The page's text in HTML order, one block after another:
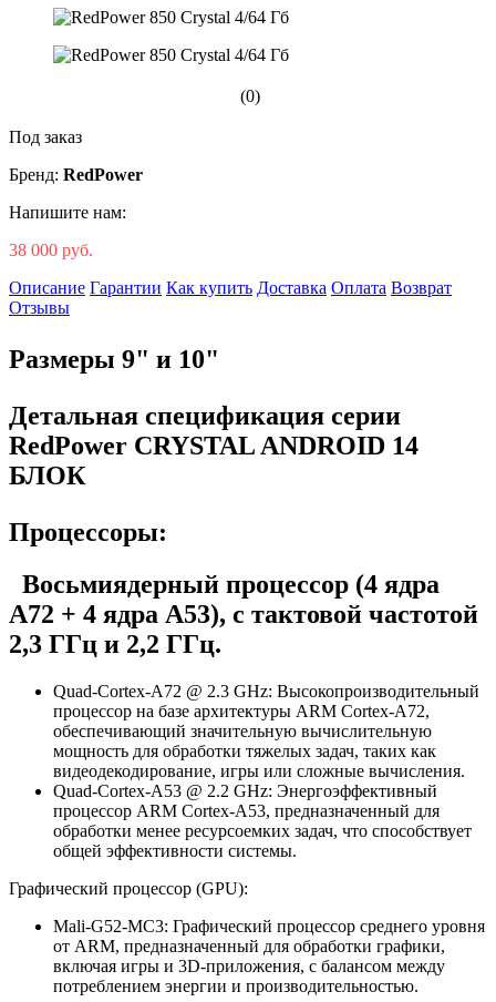
(0)
Под заказ
Бренд: RedPower
Напишите нам:
38 000 руб.
Описание Гарантии Как купить Доставка Оплата Возврат
Отзывы
Размеры 9" и 10"
Детальная спецификация серии
RedPower CRYSTAL ANDROID 14
БЛОК
Процессоры:
Восьмиядерный процессор (4 ядра
A72 + 4 ядра A53), с тактовой частотой
2,3 ГГц и 2,2 ГГц.
Quad-Cortex-A72 @ 2.3 GHz: Высокопроизводительный
процессор на базе архитектуры ARM Cortex-A72,
обеспечивающий значительную вычислительную
мощность для обработки тяжелых задач, таких как
видеодекодирование, игры или сложные вычисления.
Quad-Cortex-A53 @ 2.2 GHz: Энергоэффективный
процессор ARM Cortex-A53, предназначенный для
обработки менее ресурсоемких задач, что способствует
общей эффективности системы.
Графический процессор (GPU):
Mali-G52-MC3: Графический процессор среднего уровня
от ARM, предназначенный для обработки графики,
включая игры и 3D-приложения, с балансом между
потреблением энергии и производительностью.